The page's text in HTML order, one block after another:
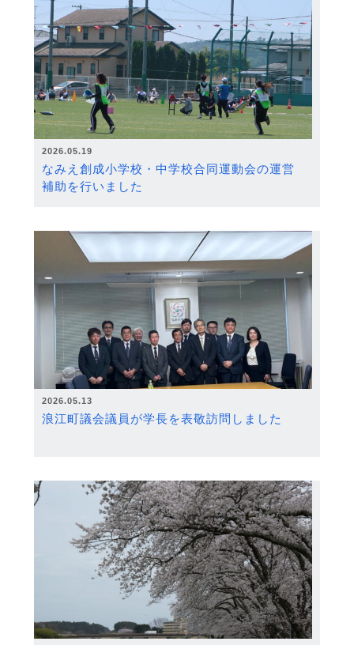
2026.05.19
なみえ創成小学校・中学校合同運動会の運営
補助を行いました
2026.05.13
浪江町議会議員が学長を表敬訪問しました